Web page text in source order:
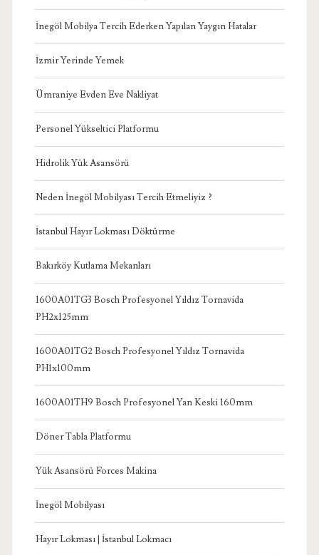
İnegöl Mobilya Tercih Ederken Yapılan Yaygın Hatalar
İzmir Yerinde Yemek
Ümraniye Evden Eve Nakliyat
Personel Yükseltici Platformu
Hidrolik Yük Asansörü
Neden İnegöl Mobilyası Tercih Etmeliyiz ?
İstanbul Hayır Lokması Döktürme
Bakırköy Kutlama Mekanları
1600A01TG3 Bosch Profesyonel Yıldız Tornavida
PH2x125mm
1600A01TG2 Bosch Profesyonel Yıldız Tornavida
PH1x100mm
1600A01TH9 Bosch Profesyonel Yan Keski 160mm
Döner Tabla Platformu
Yük Asansörü Forces Makina
İnegöl Mobilyası
Hayır Lokması | İstanbul Lokmacı